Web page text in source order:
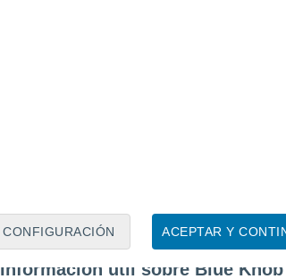
ACEPTAR Y
CONFIGURACIÓN
Información útil sobre Blue Knob